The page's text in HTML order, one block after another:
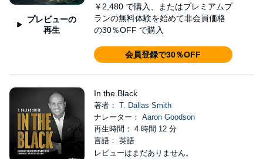
プレビューの
再生
￥2,480 で購入、またはプレミアムプ
ランの無料体験を始めて非会員価格
の30％OFF で購入
会員登録で30％OFF
In the Black
著者： T. Dallas Smith
ナレーター： Aaron Goodson
再生時間： 4 時間 12 分
言語： 英語
レビューはまだありません。